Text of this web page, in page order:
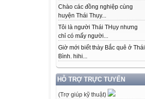
Chào các đồng nghiệp cùng
huyện Thái Thụy...
Tôi là người Thái THụy nhưng
chỉ có mấy người...
Giờ mới biết thày Bắc quê ở Thái
Bình. hihi...
HỖ TRỢ TRỰC TUYẾN
(Trợ giúp kỹ thuật)